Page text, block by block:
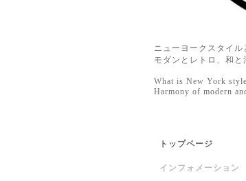
ニューヨークスタイル
モダンとレトロ、和と
What is New York
Harmony of modern
トップページ
インフォメーション